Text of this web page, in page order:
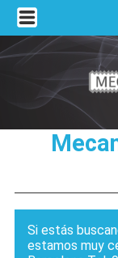
Si estás
estamos muy